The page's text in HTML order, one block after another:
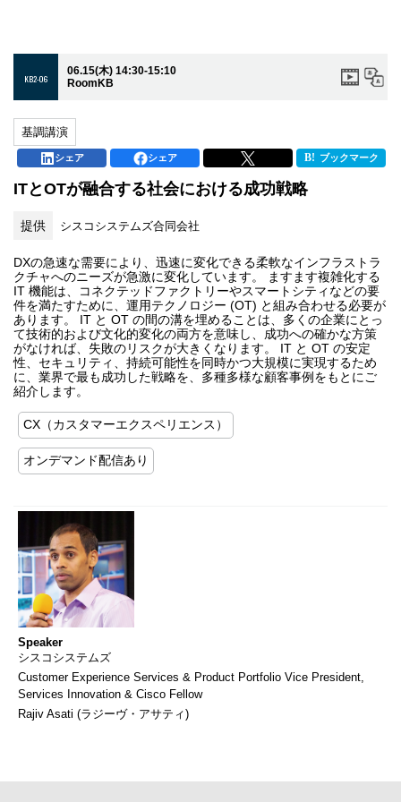
KB2-06
06.15(木) 14:30-15:10
RoomKB
基調講演
シェア シェア ブックマーク
ITとOTが融合する社会における成功戦略
提供 シスコシステムズ合同会社
DXの急速な需要により、迅速に変化できる柔軟なインフラストラ
クチャへのニーズが急激に変化しています。 ますます複雑化する
IT 機能は、コネクテッドファクトリーやスマートシティなどの要
件を満たすために、運用テクノロジー (OT) と組み合わせる必要が
あります。 IT と OT の間の溝を埋めることは、多くの企業にとっ
て技術的および文化的変化の両方を意味し、成功への確かな方策
がなければ、失敗のリスクが大きくなります。 IT と OT の安定
性、セキュリティ、持続可能性を同時かつ大規模に実現するため
に、業界で最も成功した戦略を、多種多様な顧客事例をもとにご
紹介します。
CX（カスタマーエクスペリエンス）
オンデマンド配信あり
Speaker
シスコシステムズ
Customer Experience Services & Product Portfolio Vice President,
Services Innovation & Cisco Fellow
Rajiv Asati (ラジーヴ・アサティ)